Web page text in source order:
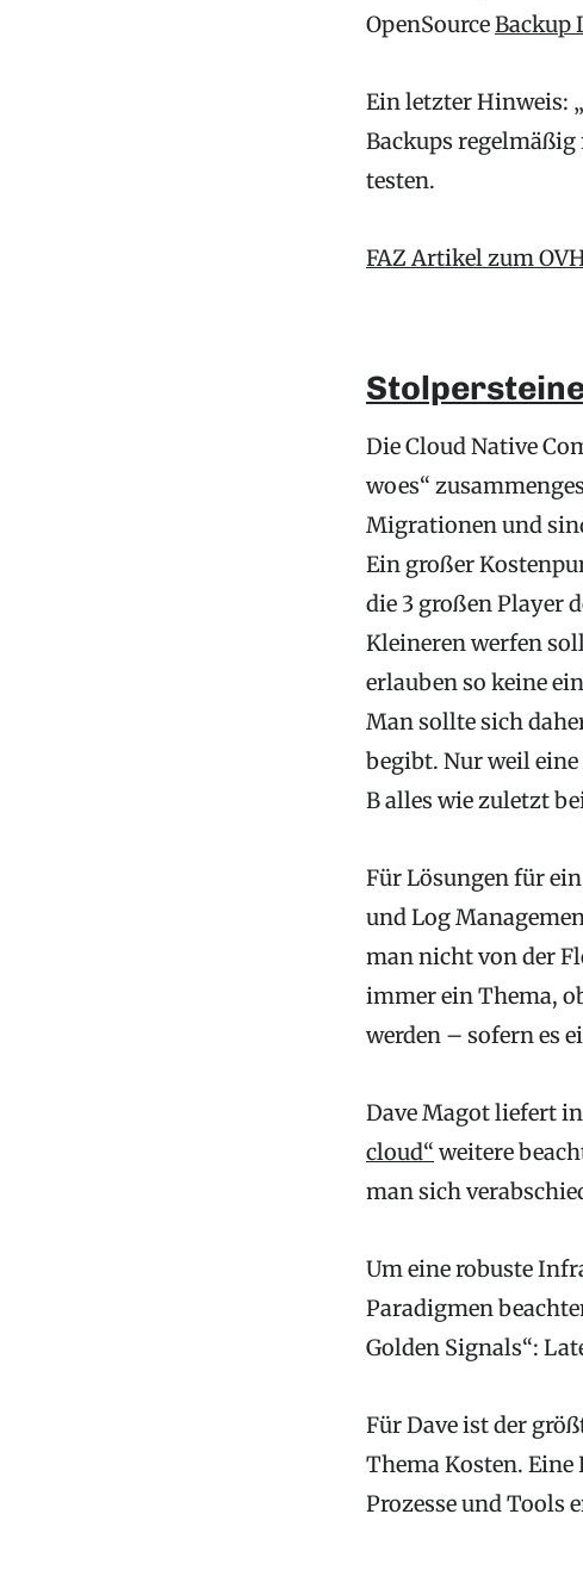
OpenSourceBackup
Ein letzter Hinweis:
Backups
testen.
FAZ Artikel zum
Die Cloud Native
woes“
Migrationen und
Ein großer
die 3 großen Player
Kleineren werfen
erlauben so keine
Man sollte sich
begibt. Nur weil
B alles wie zuletzt
Für Lösungen für
und Log
man nicht von der
immer ein Thema,
werden – sofern es
Dave Magot liefert
cloud“ weitere
man sich
Um eine robuste
Paradigmen
Golden Signals“:
Für Dave ist der
Thema Kosten.
Prozesse und Tools